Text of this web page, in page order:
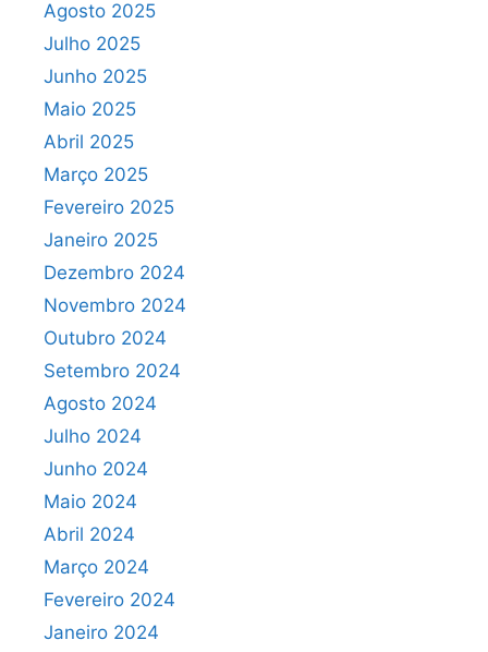
Agosto 2025
Julho 2025
Junho 2025
Maio 2025
Abril 2025
Março 2025
Fevereiro 2025
Janeiro 2025
Dezembro 2024
Novembro 2024
Outubro 2024
Setembro 2024
Agosto 2024
Julho 2024
Junho 2024
Maio 2024
Abril 2024
Março 2024
Fevereiro 2024
Janeiro 2024